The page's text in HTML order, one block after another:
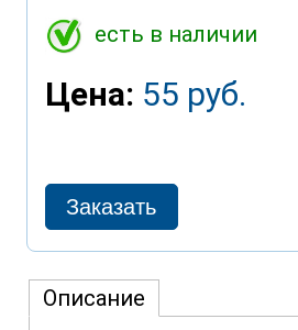
есть в наличии
Цена: 55 руб.
Описание